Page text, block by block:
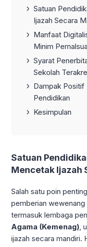
Satuan
Ijazah Secara
Manfaat
Minim
Syarat
Sekolah
Dampak Positif
Pendidikan
Kesimpulan
Satuan
Mencetak Ijazah
Salah satu poin
pemberian
termasuk lembaga
Agama (Kemenag),
ijazah secara mandiri.